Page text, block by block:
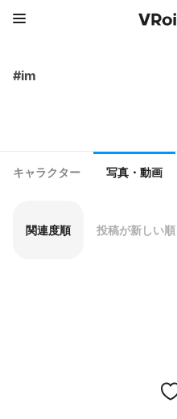
#im
キャラクター 写真・動画
関連度順 投稿が新しい順